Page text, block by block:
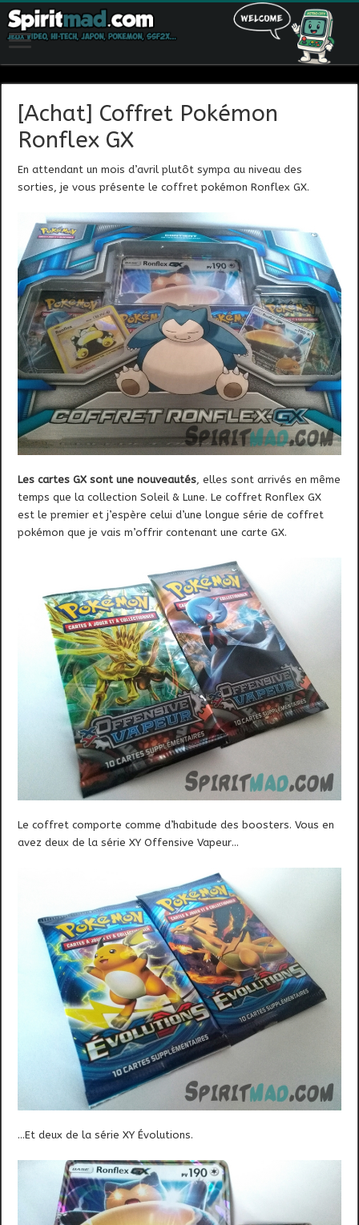
[Achat] Coffret Pokémon
Ronflex GX
En attendant un mois d’avril plutôt sympa au niveau des
sorties, je vous présente le coffret pokémon Ronflex GX.
Les cartes GX sont une nouveautés, elles sont arrivés en même
temps que la collection Soleil & Lune. Le coffret Ronflex GX
est le premier et j’espère celui d’une longue série de coffret
pokémon que je vais m’offrir contenant une carte GX.
Le coffret comporte comme d’habitude des boosters. Vous en
avez deux de la série XY Offensive Vapeur…
…Et deux de la série XY Évolutions.